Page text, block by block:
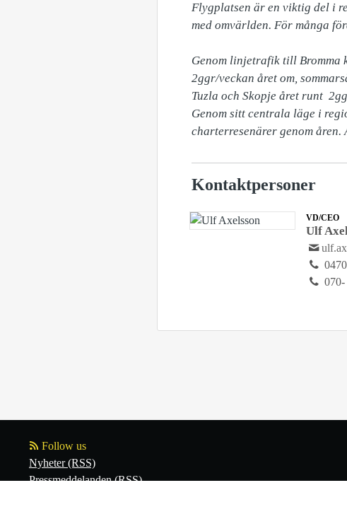
Flygplatsen är en viktig del i
med omvärlden. För många
Genom linjetrafik till Bromma
2ggr/veckan året om,
Tuzla och Skopje året runt
Genom sitt centrala läge i
charterresenärer genom
Kontaktpersoner
VD/CEO
Ulf
070-
Follow us
Nyheter (RSS)
Pressmeddelanden (RSS)